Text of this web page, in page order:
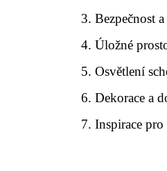
Bezpečnost
Úložné
Osvětlení
Dekorace a
Inspirace